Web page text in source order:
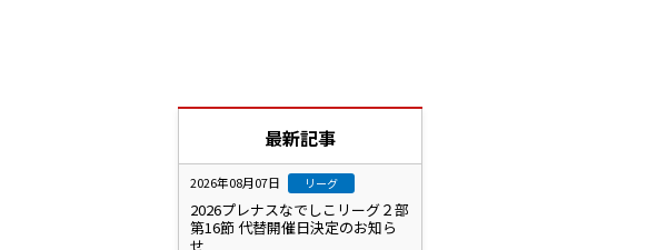
最新記事
2026年08月07日 リーグ
2026プレナスなでしこリーグ２部
第16節 代替開催日決定のお知ら
せ